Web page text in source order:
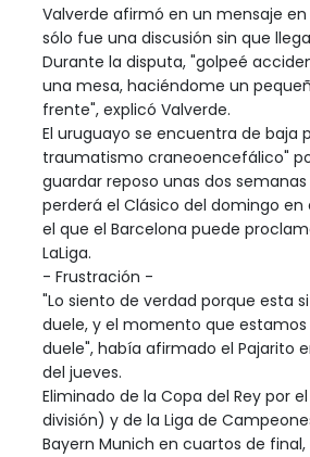
Valverde afirmó en un mensaje
sólo fue una discusión sin que
Durante la disputa, "golpeé
una mesa, haciéndome un
frente", explicó Valverde.
El uruguayo se encuentra de baja
traumatismo craneoencefálico"
guardar reposo unas dos
perderá el Clásico del domingo en
el que el Barcelona puede
LaLiga.
- Frustración -
"Lo siento de verdad porque esta
duele, y el momento que
duele", había afirmado el Pajarito
del jueves.
Eliminado de la Copa del Rey por
división) y de la Liga de
Bayern Munich en cuartos de final,